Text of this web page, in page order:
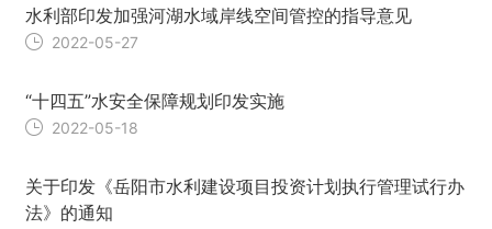
水利部印发加强河湖水域岸线空间管控的指导意见
2022-05-27
“十四五”水安全保障规划印发实施
2022-05-18
关于印发《岳阳市水利建设项目投资计划执行管理试行办
法》的通知